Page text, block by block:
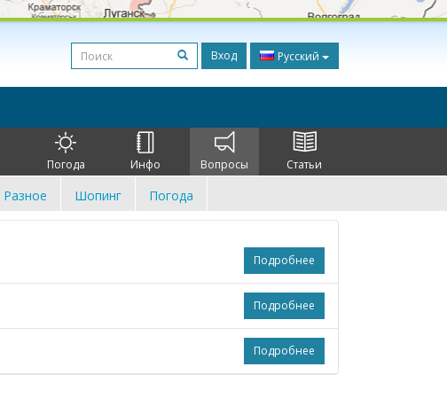
Вход Русский
Погода Инфо Вопросы Статьи
Разное Шопинг Погода
Подробнее
Подробнее
Подробнее